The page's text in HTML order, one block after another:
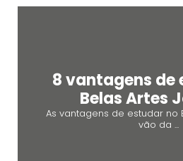
8 vantagens de
Belas Artes
As vantagens de estudar no
vão da ...